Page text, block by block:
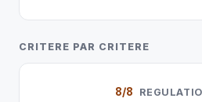
CRITERE PAR CRITERE
8/8